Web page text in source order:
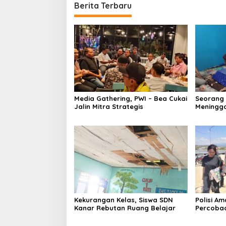
Berita Terbaru
Media Gathering, PWI – Bea Cukai
Jalin Mitra Strategis
Seorang
Kekurangan Kelas, Siswa SDN
Kanar Rebutan Ruang Belajar
Polisi